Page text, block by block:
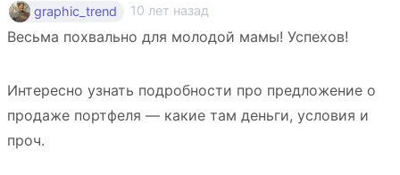
graphic_trend 10 лет назад
Весьма похвально для молодой мамы! Успехов!
Интересно узнать подробности про предложение о
продаже портфеля — какие там деньги, условия и
проч.